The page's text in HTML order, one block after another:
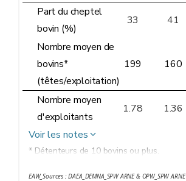
Part du cheptel
bovin (%)
33 41
Nombre moyen de
bovins*
(têtes/exploitation)
199 160
Nombre moyen
d'exploitants
1.78 1.36
Voir les notes
* Détenteurs de 10 bovins ou plus.
EAW_Sources : DAEA_DEMNA_SPW ARNE & OPW_SPW ARNE